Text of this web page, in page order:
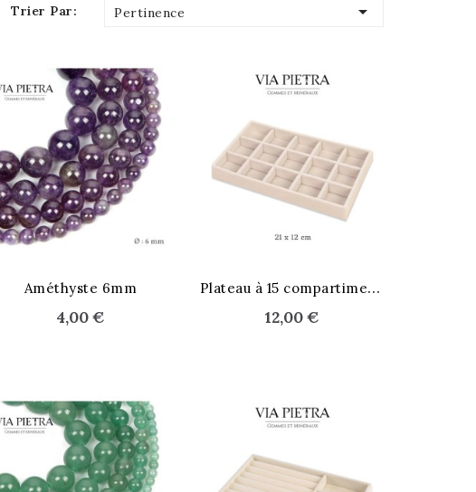
Trier Par: Pertinence 
Améthyste 6mm
4,00 €
P
lateau à 15 compartiments
12,00 €